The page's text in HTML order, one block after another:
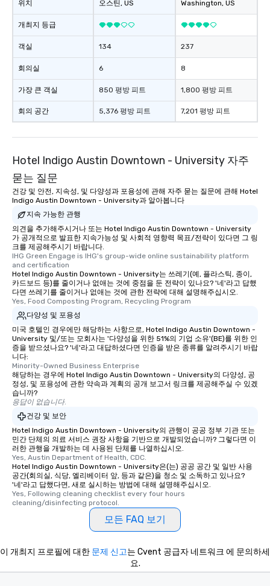
위치
개최지 등급
객실
회의실
가장 큰 객실
회의 공간
오스틴, US
134
6
850 평방 피트
5,376 평방 피트
Washington, US
237
8
1,800 평방 피트
7,201 평방 피트
Hotel Indigo Austin Downtown - University 자주
묻는 질문
건강 및 안전, 지속성, 및 다양성과 포용성에 관해 자주 묻는 질문에 관해 Hotel
Indigo Austin Downtown - University과 알아봅니다
지속 가능한 관행
의견을 추가해주시거나 또는 Hotel Indigo Austin Downtown - University
가 공개적으로 발표한 지속가능성 및 사회적 영향력 목표/전략이 있다면 그 링
크를 제공해주시기 바랍니다.
IHG Green Engage is IHG's group-wide online sustainability platform
and certification
Hotel Indigo Austin Downtown - University는 쓰레기(예, 플라스틱, 종이,
카드보드 등)를 줄이거나 없애는 것에 중점을 둔 전략이 있나요? '네'라고 답했
다면 쓰레기를 줄이거나 없애는 것에 관한 전략에 대해 설명해주십시오.
Yes, Food Composting Program, Recycling Program
다양성 및 포용성
미국 호텔인 경우에만 해당하는 사항으로, Hotel Indigo Austin Downtown -
University 및/또는 모회사는 '다양성을 위한 51%의 기업 소유'(BE)를 위한 인
증을 받으셨나요? '네'라고 대답하셨다면 인증을 받은 종류를 알려주시기 바랍
니다:
Minority-Owned Business Enterprise
해당하는 경우에 Hotel Indigo Austin Downtown - University의 다양성, 공
정성, 및 포용성에 관한 약속과 계획의 공개 보고서 링크를 제공해주실 수 있겠
습니까?
응답이 없습니다.
건강 및 보안
Hotel Indigo Austin Downtown - University의 관행이 공공 정부 기관 또는
민간 단체의 의료 서비스 권장 사항을 기반으로 개발되었습니까? 그렇다면 이
러한 관행을 개발하는 데 사용된 단체를 나열하십시오.
Yes, Austin Department of Health, CDC.
Hotel Indigo Austin Downtown - University은(는) 공공 공간 및 일반 사용
공간(회의실, 식당, 엘리베이터 앞, 등과 같은)을 청소 및 소독하고 있나요?
'네'라고 답했다면, 새로 실시하는 방법에 대해 설명해주십시오.
Yes, Following cleaning checklist every four hours
cleaning/disinfecting protocol.
모든 FAQ 보기
이 개최지 프로필에 대한 문제 신고는 Cvent 공급자 네트워크 에 문의하세
요.